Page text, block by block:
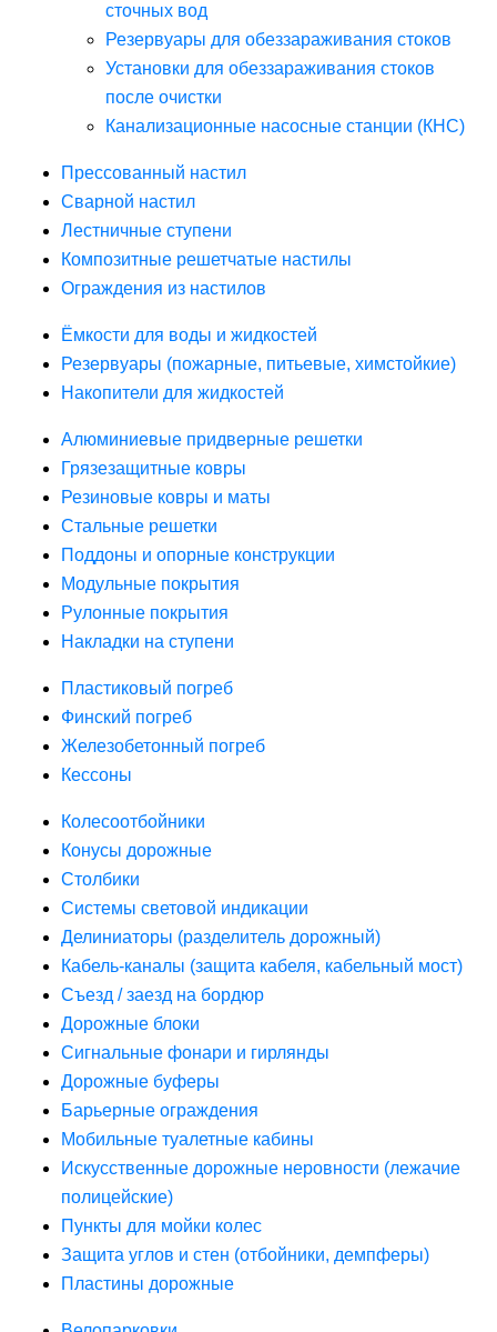
сточных вод
Резервуары для обеззараживания стоков
Установки для обеззараживания стоков
после очистки
Канализационные насосные станции (КНС)
Прессованный настил
Сварной настил
Лестничные ступени
Композитные решетчатые настилы
Ограждения из настилов
Ёмкости для воды и жидкостей
Резервуары (пожарные, питьевые, химстойкие)
Накопители для жидкостей
Алюминиевые придверные решетки
Грязезащитные ковры
Резиновые ковры и маты
Стальные решетки
Поддоны и опорные конструкции
Модульные покрытия
Рулонные покрытия
Накладки на ступени
Пластиковый погреб
Финский погреб
Железобетонный погреб
Кессоны
Колесоотбойники
Конусы дорожные
Столбики
Системы световой индикации
Делиниаторы (разделитель дорожный)
Кабель-каналы (защита кабеля, кабельный мост)
Съезд / заезд на бордюр
Дорожные блоки
Сигнальные фонари и гирлянды
Дорожные буферы
Барьерные ограждения
Мобильные туалетные кабины
Искусственные дорожные неровности (лежачие
полицейские)
Пункты для мойки колес
Защита углов и стен (отбойники, демпферы)
Пластины дорожные